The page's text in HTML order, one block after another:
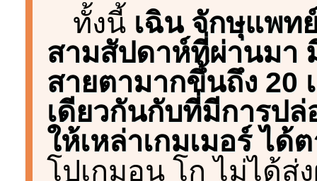
ทั้งนี้ เฉิน จักษุแพท
สามสัปดาห์ที่ผ่านมา
สายตามากขึ้นถึง 20
เดียวกันกับที่มีการปล่
ให้เหล่าเกมเมอร์ ได้
โปเกมอน โก ไม่ได้ส่